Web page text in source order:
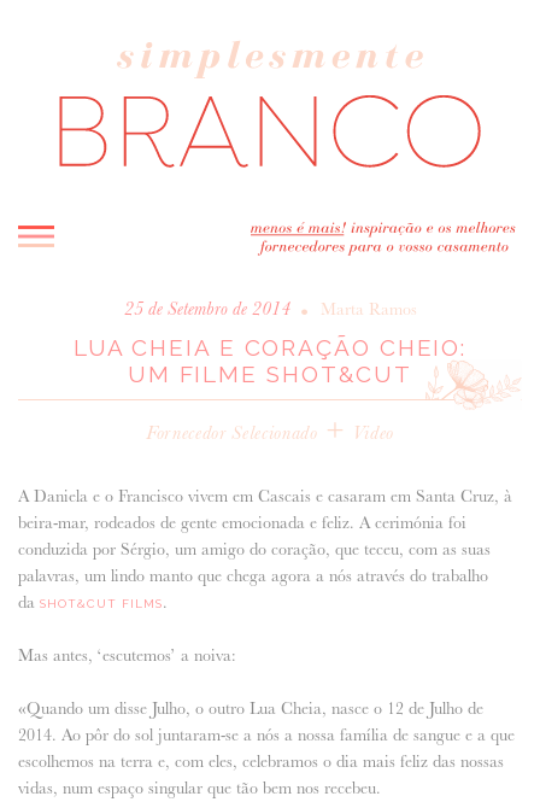
INICIO
BLOG
MELHOR INSPIRAÇÃO
CASAVA-ME AQUI!
FORNECEDORES RECOMENDADOS
ANUNCIE CONNOSCO
25 de Setembro de 2014 • Marta Ramos
LUA CHEIA E CORAÇÃO CHEIO:
UM FILME SHOT&CUT
Fornecedor Selecionado + Video
A Daniela e o Francisco vivem em Cascais e casaram em Santa Cruz, à
beira-mar, rodeados de gente emocionada e feliz. A cerimónia foi
conduzida por Sérgio, um amigo do coração, que teceu, com as suas
palavras, um lindo manto que chega agora a nós através do trabalho
da SHOT&CUT FILMS.
Mas antes, ‘escutemos’ a noiva:
«Quando um disse Julho, o outro Lua Cheia, nasce o 12 de Julho de
2014. Ao pôr do sol juntaram-se a nós a nossa família de sangue e a que
escolhemos na terra e, com eles, celebramos o dia mais feliz das nossas
vidas, num espaço singular que tão bem nos recebeu.